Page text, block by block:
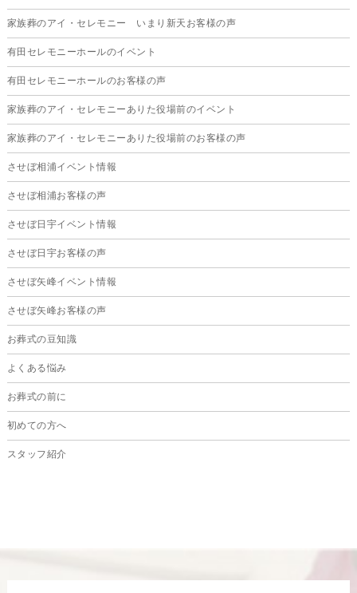
2023年11月
家族葬のアイ・セレモニー いまり新天お客様の声
有田セレモニーホールのイベント
有田セレモニーホールのお客様の声
家族葬のアイ・セレモニーありた役場前のイベント
家族葬のアイ・セレモニーありた役場前のお客様の声
させぼ相浦イベント情報
させぼ相浦お客様の声
させぼ日宇イベント情報
させぼ日宇お客様の声
させぼ矢峰イベント情報
させぼ矢峰お客様の声
お葬式の豆知識
よくある悩み
お葬式の前に
初めての方へ
スタッフ紹介